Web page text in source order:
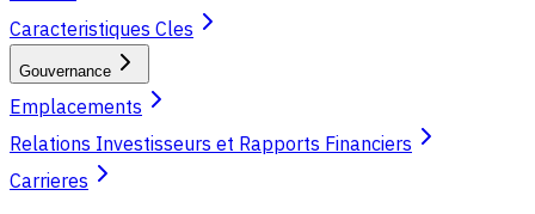
Caracteristiques Cles
Gouvernance
Emplacements
Relations Investisseurs et Rapports Financiers
Carrieres